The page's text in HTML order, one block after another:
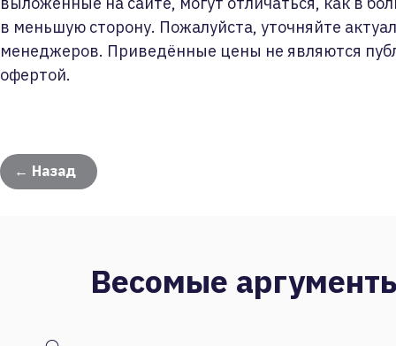
в меньшую сторону. Пожалуйста, уточняйте
менеджеров. Приведённые цены не являются
офертой.
← Назад
Весомые